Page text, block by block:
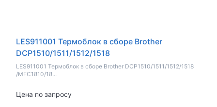
LES911001 Термоблок в сборе Brother
DCP1510/1511/1512/1518
/MFC1810/1811/1813/1815/1818 (о)
LES911001 Термоблок в сборе Brother DCP1510/1511/1512/1518
/MFC1810/18...
Цена по запросу